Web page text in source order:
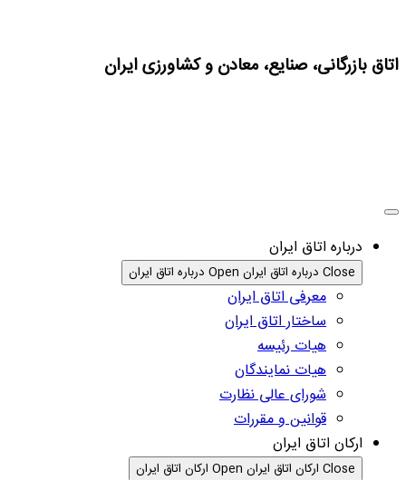
اتاق بازرگانی، صنایع، معادن و کشاورزی ایران
درباره اتاق ایران
Close درباره اتاق ایران Open درباره اتاق ایران
معرفی اتاق ایران
ساختار اتاق ایران
هیات رئیسه
هیات نمایندگان
شورای عالی نظارت
قوانین و مقررات
ارکان اتاق ایران
Close ارکان اتاق ایران Open ارکان اتاق ایران